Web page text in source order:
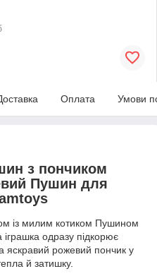
Оплата Умови
з пончиком
Пушин для
із милим котиком Пушином
одразу підкорює
яскравий рожевий пончик у
й затишку.